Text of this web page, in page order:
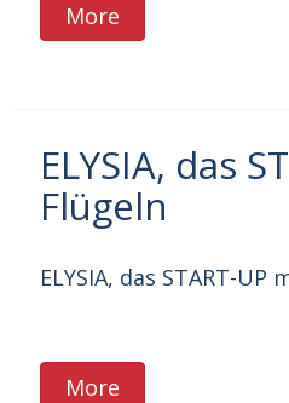
More
ELYSIA, das
Flügeln
ELYSIA, das START-UP
More